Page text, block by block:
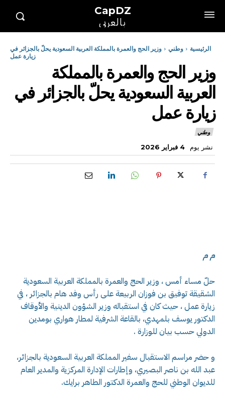
CapDZ
بالعربي
الرئيسية وطني
وزير الحج والعمرة بالمملكة العربية السعودية يحلّ بالجزائر في
زيارة عمل
وزير الحج والعمرة بالمملكة
العربية السعودية يحلّ بالجزائر في
زيارة عمل
وطني
نشر يوم 4 فبراير 2026
م م
حلّ مساء أمس ، وزير الحج والعمرة بالمملكة العربية السعودية
الشقيقة توفيق بن فوزان الربيعة على رأس وفد هام بالجزائر ، في
زيارة عمل ، حيث كان في استقباله وزير الشؤون الدينية والأوقاف
الدكتور يوسف بلمهدي، بالقاعة الشرفية لمطار هواري بومدين
الدولي حسب بيان للوزارة .
و حضر مراسم الاستقبال سفير المملكة العربية السعودية بالجزائر،
عبد الله بن ناصر البصيري، وإطارات الإدارة المركزية والمدير العام
للديوان الوطني للحج والعمرة الدكتور الطاهر برايك.